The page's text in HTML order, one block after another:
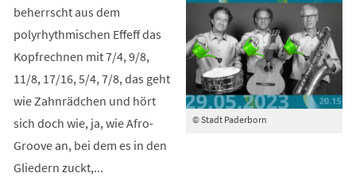
© Stadt Paderborn
beherrscht aus dem
polyrhythmischen Effeff das
Kopfrechnen mit 7/4, 9/8,
11/8, 17/16, 5/4, 7/8, das geht
wie Zahnrädchen und hört
sich doch wie, ja, wie Afro-
Groove an, bei dem es in den
Gliedern zuckt,...